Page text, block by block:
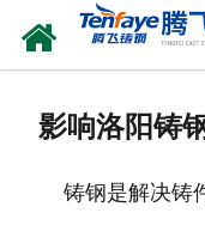
影响洛阳铸
铸钢是解决铸件